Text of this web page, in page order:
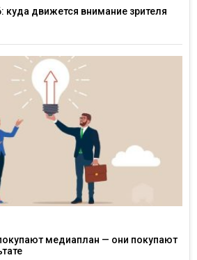
куда движется внимание зрителя
медиаплан — они покупают